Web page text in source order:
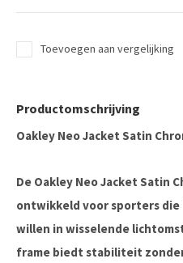
Toevoegen aan vergelijking
Productomschrijving
Oakley Neo Jacket Satin
De Oakley Neo Jacket Satin
ontwikkeld voor sporters die
willen in wisselende
frame biedt stabiliteit